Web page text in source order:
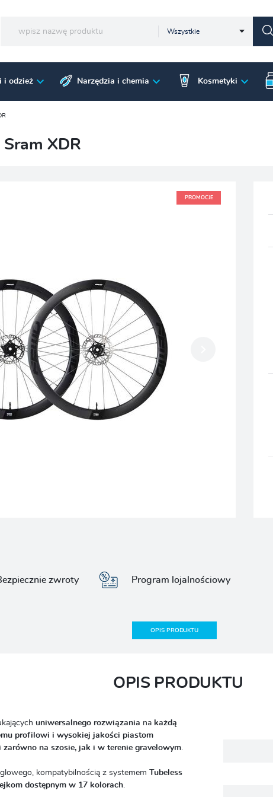
Wszystkie
i odzież Narzędzia i chemia Kosmetyki
Sram XDR
PROMOCJE
zwroty Program lojalnościowy
OPIS PRODUKTU
OPIS PRODUKTU
uniwersalnego rozwiązania na każdą
profilowi i wysokiej jakości piastom
zarówno na szosie, jak i w terenie gravelowym.
kompatybilnością z systemem Tubeless
dostępnym w 17 kolorach.